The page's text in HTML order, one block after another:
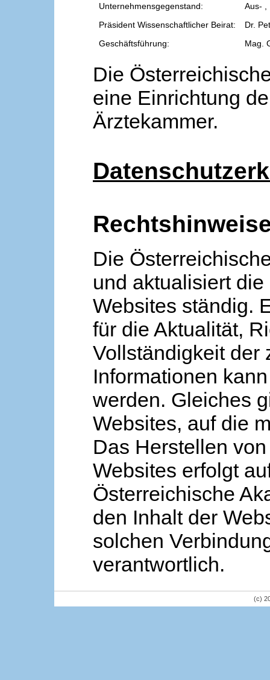
Unternehmensgegenstand:
Aus- ,
Präsident Wissenschaftlicher Beirat:
Dr.
Geschäftsführung:
Mag.
Die
eine Einrichtung
Ärztekammer.
Die
und aktualisiert
Websites ständig.
für die Aktualität,
Vollständigkeit der
Informationen
werden. Gleiches
Websites, auf die
Das Herstellen
Websites erfolgt
Österreichische
den Inhalt der
solchen
verantwortlich.
(c)